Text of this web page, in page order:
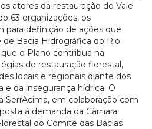
atores da restauração do Vale
63 organizações, os
para definição de ações que
Bacia Hidrográfica do Rio
que o Plano contribua na
de restauração florestal,
locais e regionais diante dos
e da insegurança hídrica. O
SerrAcima, em colaboração com
à demanda da Câmara
do Comitê das Bacias